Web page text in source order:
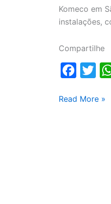
Komeco em
instalações,
Compartilhe
F
c
T
itt
Komeco
Read More »